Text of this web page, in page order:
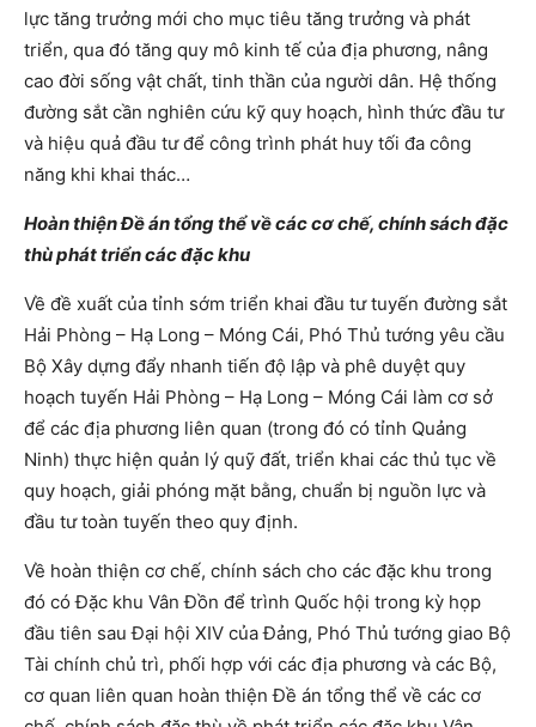
lực tăng trưởng mới cho mục tiêu tăng trưởng và phát
triển, qua đó tăng quy mô kinh tế của địa phương, nâng
cao đời sống vật chất, tinh thần của người dân. Hệ thống
đường sắt cần nghiên cứu kỹ quy hoạch, hình thức đầu tư
và hiệu quả đầu tư để công trình phát huy tối đa công
năng khi khai thác…
Hoàn thiện Đề án tổng thể về các cơ chế, chính sách đặc
thù phát triển các đặc khu
Về đề xuất của tỉnh sớm triển khai đầu tư tuyến đường sắt
Hải Phòng – Hạ Long – Móng Cái, Phó Thủ tướng yêu cầu
Bộ Xây dựng đẩy nhanh tiến độ lập và phê duyệt quy
hoạch tuyến Hải Phòng – Hạ Long – Móng Cái làm cơ sở
để các địa phương liên quan (trong đó có tỉnh Quảng
Ninh) thực hiện quản lý quỹ đất, triển khai các thủ tục về
quy hoạch, giải phóng mặt bằng, chuẩn bị nguồn lực và
đầu tư toàn tuyến theo quy định.
Về hoàn thiện cơ chế, chính sách cho các đặc khu trong
đó có Đặc khu Vân Đồn để trình Quốc hội trong kỳ họp
đầu tiên sau Đại hội XIV của Đảng, Phó Thủ tướng giao Bộ
Tài chính chủ trì, phối hợp với các địa phương và các Bộ,
cơ quan liên quan hoàn thiện Đề án tổng thể về các cơ